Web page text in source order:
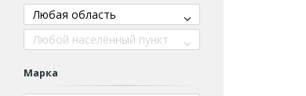
Любая область
Любой населённый пункт
Марка